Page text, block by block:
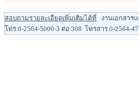
สอบถามรายละเอียดเพิ่มเติมได้ท
งานเอกสา
โทร.0-2564-5000-3 ต่อ 308 โทรสาร.0-2564-